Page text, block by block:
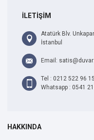
İLETİŞİM
Atatürk Blv.
İstanbul
Email:
Tel : 0212 522 96 15
Whatsapp : 0541
HAKKINDA